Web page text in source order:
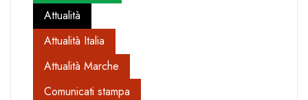
Attualità
Attualità Italia
Attualità Marche
Comunicati stampa